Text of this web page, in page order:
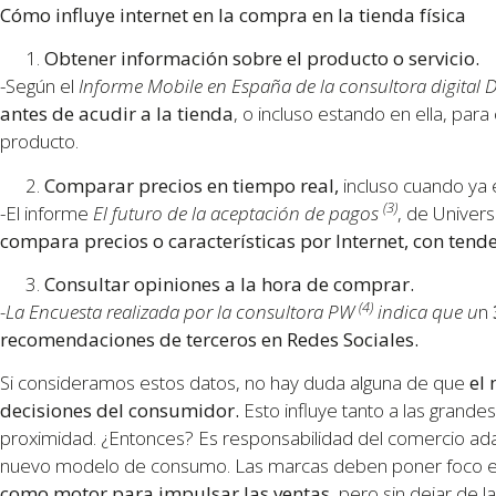
Cómo influye internet en la compra en la tienda física
Obtener información sobre el producto o servicio.
-Según el Informe Mobile en España de la consultora digital
antes de acudir a la tienda, o incluso estando en ella,
producto.
Comparar precios en tiempo real, incluso cuando ya
-El informe El futuro de la aceptación de pagos (3), de
compara precios o características por Internet, con
Consultar opiniones a la hora de comprar.
-La Encuesta realizada por la consultora PW(4) indica que un
recomendaciones de terceros en Redes Sociales.
Si consideramos estos datos, no hay duda alguna de que el
decisiones del consumidor. Esto influye tanto a las
proximidad. ¿Entonces? Es responsabilidad del comercio
nuevo modelo de consumo. Las marcas deben poner foco